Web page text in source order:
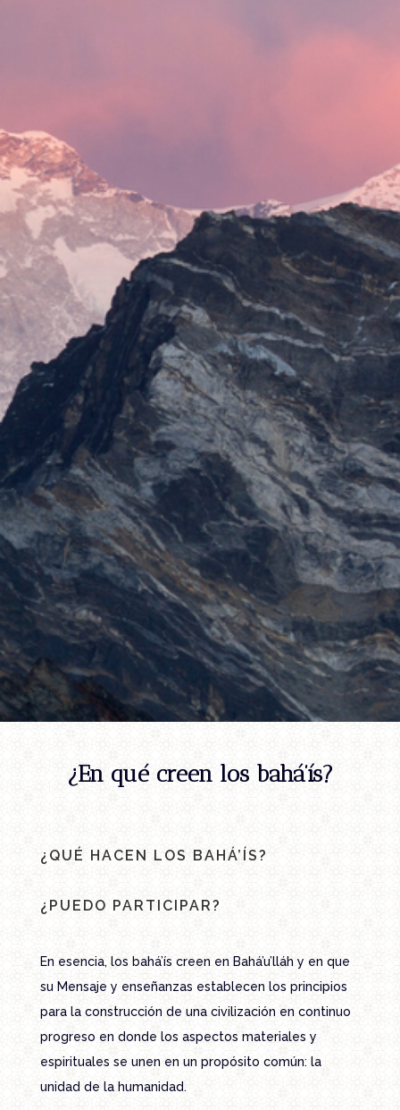
¿En qué creen los bahá’ís?
¿QUÉ HACEN LOS BAHÁ’ÍS?
¿PUEDO PARTICIPAR?
En esencia, los bahá’ís creen en Bahá’u’lláh y en que
su Mensaje y enseñanzas establecen los principios
para la construcción de una civilización en continuo
progreso en donde los aspectos materiales y
espirituales se unen en un propósito común: la
unidad de la humanidad.